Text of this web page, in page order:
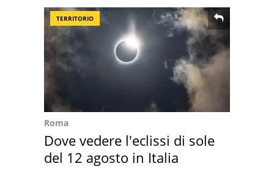
TERRITORIO
Roma
Dove vedere l'eclissi di sole
del 12 agosto in Italia